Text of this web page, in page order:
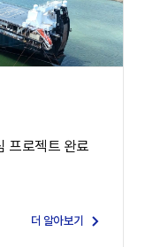
프로젝트 완료
더 알아보기